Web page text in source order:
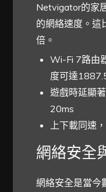
Netvigator的家
的網絡速度。
倍。
Wi-Fi 7路由
度可達
遊戲時延顯
20ms
上下載同速
網絡安全
網絡安全是當今